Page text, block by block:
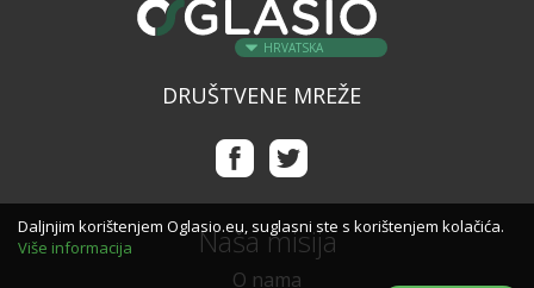
HRVATSKA
DRUŠTVENE MREŽE
Naša misija
O nama
Daljnjim korištenjem Oglasio.eu, suglasni ste s korištenjem kolačića.
Više informacija